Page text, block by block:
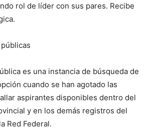
rol de líder con sus pares. Recibe
es una instancia de búsqueda de
cuando se han agotado las
aspirantes disponibles dentro del
y en los demás registros del
Red Federal.